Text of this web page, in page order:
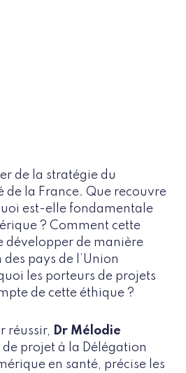
de la stratégie du
de la France. Que recouvre
est-elle fondamentale
? Comment cette
développer de manière
pays de l’Union
les porteurs de projets
de cette éthique ?
réussir, Dr Mélodie
de projet à la Délégation
en santé, précise les